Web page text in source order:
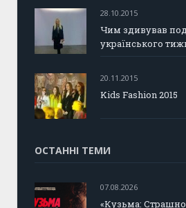
28.10.2015
Чим здивував
українського
20.11.2015
Kids Fashion 2015
ОСТАННІ ТЕМИ
07.08.2026
«Кузьма: Страшно